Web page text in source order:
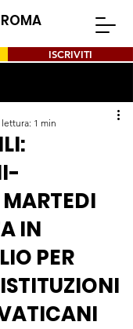
ISCRIVITI
IN
PER
1 min